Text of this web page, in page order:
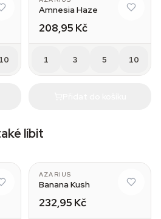
10
Amnesia Haze
208,95 Kč
1 3 5 10
líbit
AZARIUS
Banana Kush
232,95 Kč